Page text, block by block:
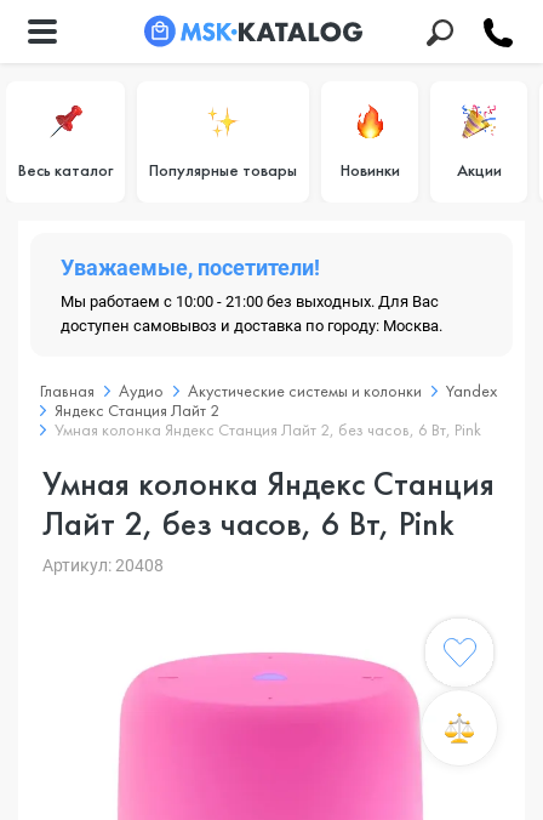
Весь каталог Популярные товары Новинки Акции
Уважаемые, посетители!
Мы работаем с 10:00 - 21:00 без выходных. Для Вас
доступен самовывоз и доставка по городу: Москва.
Главная Аудио Акустические системы и колонки
Yandex
Яндекс Станция Лайт 2
Умная колонка Яндекс Станция Лайт 2, без часов, 6 Вт, Pink
Умная колонка Яндекс Станция
Лайт 2, без часов, 6 Вт, Pink
Артикул: 20408